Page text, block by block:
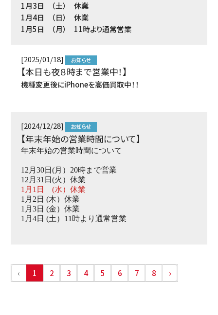
1月3日 （土） 休業
1月4日 （日） 休業
1月5日 （月） 11時より通常営業
[2025/01/18]
【本日も夜８時まで営業中！】
機種変更後にiPhoneを高価買取中！！
[2024/12/28]
【年末年始の営業時間について】
年末年始の営業時間について
12月30日(月）20時まで営業
12月31日(火）休業
1月1日 (水）休業
1月2日 (木）休業
1月3日 (金）休業
1月4日 (土）11時より通常営業
‹ 1 2 3 4 5 6 7 8 ›